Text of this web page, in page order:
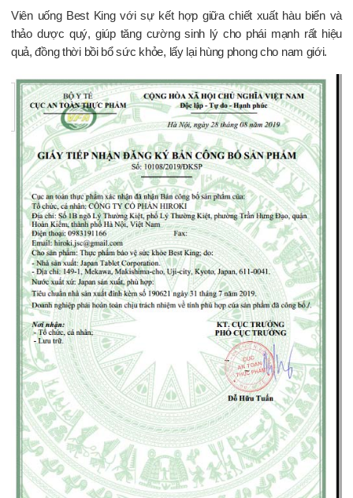
Viên uống Best King với sự kết hợp giữa chiết xuất hàu biển và
thảo dược quý, giúp tăng cường sinh lý cho phái mạnh rất hiệu
quả, đồng thời bồi bổ sức khỏe, lấy lại hùng phong cho nam giới.